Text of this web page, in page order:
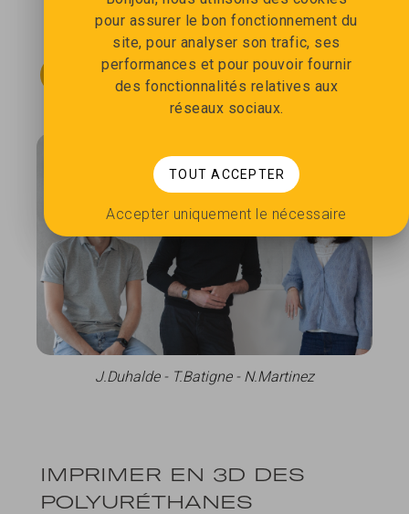
TÉLÉCHARGEZ
J.Duhalde - T.Batigne - N.Martinez
IMPRIMER EN 3D DES
POLYURÉTHANES
pour assurer le bon fonctionnement du
site, pour analyser son trafic, ses
performances et pour pouvoir fournir
des fonctionnalités relatives aux
réseaux sociaux.
TOUT ACCEPTER
Accepter uniquement le nécessaire